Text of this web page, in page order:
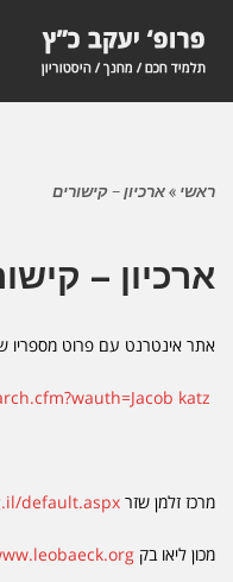
ראשי »ארכיון – קישורים
ארכיון –
אתר אינטרנט עם פרוט מספריו
katz
מרכז זלמן שזר default.aspx
מכון ליאו בק